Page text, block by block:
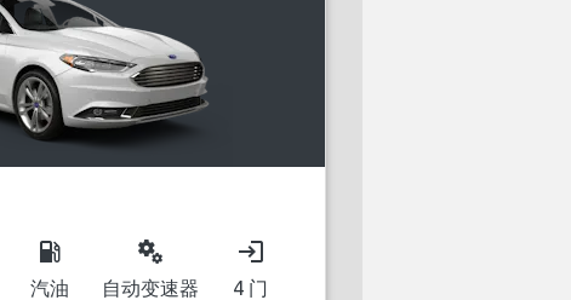
local_gas_station
汽油
miscellaneous_services
自动变速器
login
4 门